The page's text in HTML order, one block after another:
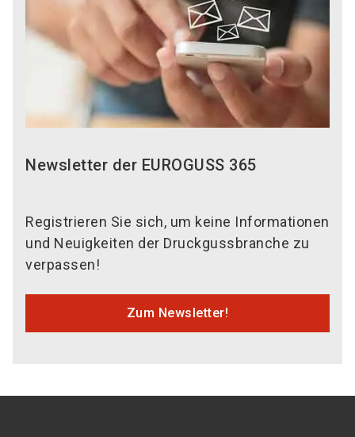
Newsletter der EUROGUSS 365
Registrieren Sie sich, um keine Informationen
und Neuigkeiten der Druckgussbranche zu
verpassen!
Zum Newsletter!